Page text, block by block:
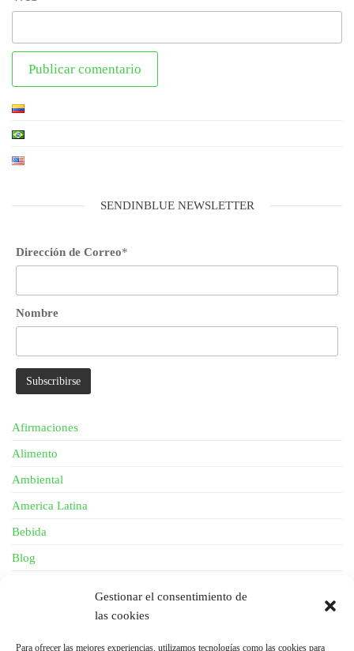
Gestionar el consentimiento de
las cookies
Para ofrecer las mejores experiencias, utilizamos tecnologías como las cookies para
SENDINBLUE NEWSLETTER
Dirección de Correo*
Nombre
Afirmaciones
Alimento
Ambiental
America Latina
Bebida
Blog